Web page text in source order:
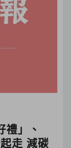
」、
走 減碳